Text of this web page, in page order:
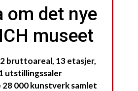
om det nye
museet
bruttoareal, 13 etasjer,
utstillingssaler
000 kunstverk samlet